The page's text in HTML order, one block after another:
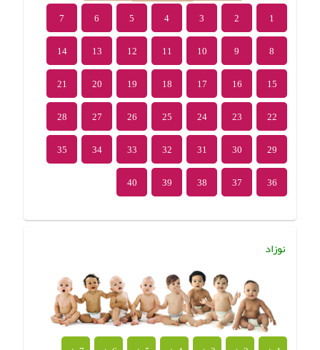
1
2
3
4
5
6
7
8
9
10
11
12
13
14
15
16
17
18
19
20
21
22
23
24
25
26
27
28
29
30
31
32
33
34
35
36
37
38
39
40
نوزاد